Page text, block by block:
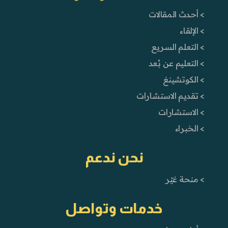
> أحدث المقالات
> الإلقاء
> التعلم السريع
> التعليم عن بُعد
> الكوتشينغ
> تقديم الاستشارات
> الاستشارات
> الخبراء
نحن ندعم
> منحة غيّر
خدمات وتواصل